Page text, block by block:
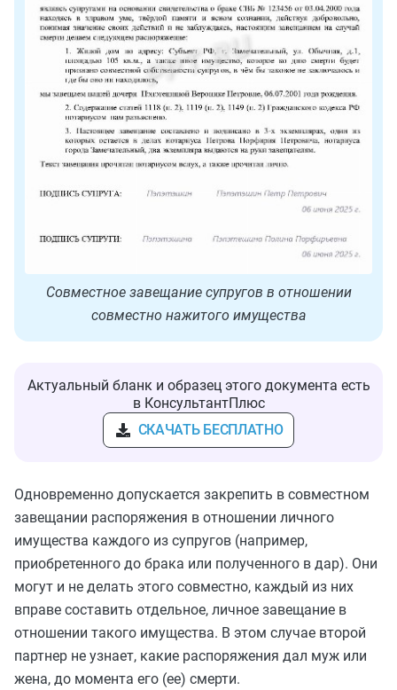
Совместное завещание супругов в отношении
совместно нажитого имущества
Актуальный бланк и образец этого документа есть
в КонсультантПлюс
СКАЧАТЬ БЕСПЛАТНО
Одновременно допускается закрепить в совместном
завещании распоряжения в отношении личного
имущества каждого из супругов (например,
приобретенного до брака или полученного в дар). Они
могут и не делать этого совместно, каждый из них
вправе составить отдельное, личное завещание в
отношении такого имущества. В этом случае второй
партнер не узнает, какие распоряжения дал муж или
жена, до момента его (ее) смерти.